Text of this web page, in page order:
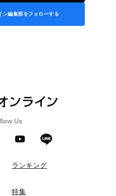
ン編集部をフォローする
ランキング
特集